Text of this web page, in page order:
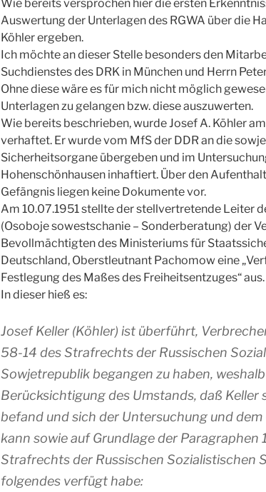
Wie bereits versprochen hier die ersten
Auswertung der Unterlagen des RGWA über die
Köhler ergeben.
Ich möchte an dieser Stelle besonders den
Suchdienstes des DRK in München und Herrn
Ohne diese wäre es für mich nicht möglich
Unterlagen zu gelangen bzw. diese auszuwerten.
Wie bereits beschrieben, wurde Josef A. Köhler
verhaftet. Er wurde vom MfS der DDR an die
Sicherheitsorgane übergeben und im
Hohenschönhausen inhaftiert. Über den
Gefängnis liegen keine Dokumente vor.
Am 10.07.1951 stellte der stellvertretende Leiter
(Osoboje sowestschanie – Sonderberatung) der
Bevollmächtigten des Ministeriums für
Deutschland, Oberstleutnant Pachomow eine
Festlegung des Maßes des Freiheitsentzuges“ aus.
In dieser hieß es:
Josef Keller (Köhler) ist überführt,
58-14 des Strafrechts der Russischen
Sowjetrepublik begangen zu haben,
Berücksichtigung des Umstands, daß Keller
befand und sich der Untersuchung und
kann sowie auf Grundlage der Paragraphen
Strafrechts der Russischen Sozialistischen
folgendes verfügt habe: